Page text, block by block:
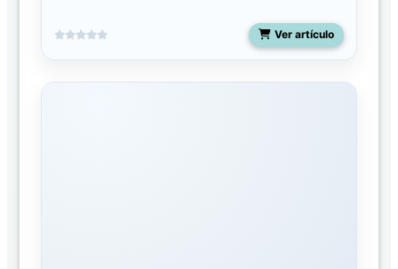
Ver artículo